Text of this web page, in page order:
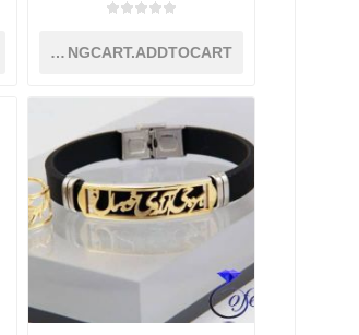
SHOPPINGCART.ADDTOCART